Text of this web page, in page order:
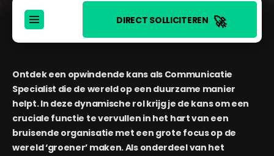
DIRECT SOLLICITEREN 🚀
Ontdek een opwindende kans als Communicatie
Specialist die de wereld op een duurzame manier
helpt. In deze dynamische rol krijg je de kans om een
cruciale functie te vervullen in het hart van een
bruisende organisatie met een grote focus op de
wereld ‘groener’ maken. Als onderdeel van het